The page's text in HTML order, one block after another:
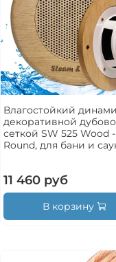
Влагостойкий
декоративной
сеткой SW 525 Wood -
Round, для бани и
11 460 руб
В корзину